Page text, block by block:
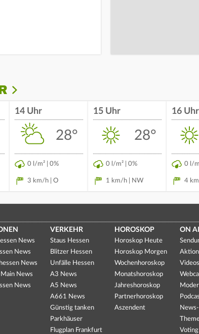
14 Uhr
28°
0 l/m² | 0%
3 km/h | O
15 Uhr
28°
0 l/m² | 0%
1 km/h | NW
16 Uhr
0 l/
4
News
News
News
Main News
News
VERKEHR
Staus Hessen
Blitzer Hessen
Unfälle Hessen
A3 News
A5 News
A661 News
Günstig tanken
Parkhäuser
Flugplan Frankfurt
HOROSKOP
Horoskop Heute
Horoskop Morgen
Wochenhoroskop
Monatshoroskop
Jahreshoroskop
Partnerhoroskop
Aszendent
ON
Videos
Voting